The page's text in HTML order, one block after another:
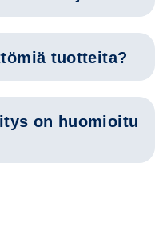
tuotteita?
on huomioitu